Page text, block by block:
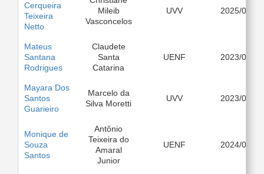
Cerqueira
Teixeira
Netto
Mileib
Vasconcelos
UVV 2025/03
Mateus
Santana
Rodrigues
Claudete
Santa
Catarina
UENF 2023/08
Mayara Dos
Santos
Guarieiro
Marcelo da
Silva Moretti
UVV 2023/03
Monique de
Souza
Santos
Antônio
Teixeira do
Amaral
Junior
UENF 2024/08